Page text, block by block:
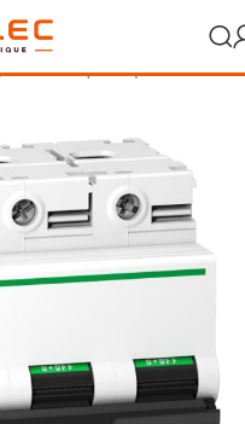
quadripolaires,4P